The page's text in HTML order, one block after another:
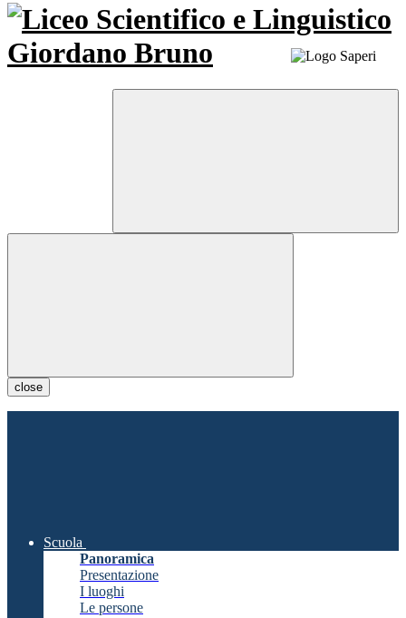
close
Scuola
Panoramica
Presentazione
I luoghi
Le persone